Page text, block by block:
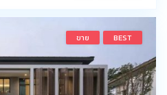
ขาย BEST